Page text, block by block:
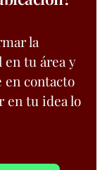
la
tu área y
en contacto
en tu idea lo